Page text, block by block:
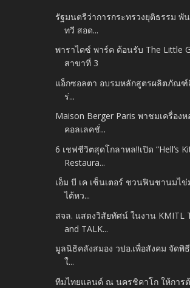
รัฐมนตรีว่าการกระทรวงยุติธรรม พั
ทวี สอด...
พาราไดซ์ พาร์ค ต้อนรับ The Little
สาขาที่ 3
แอ็กซอลตา อบรมหลักสูตรผลิตภัณ
ร่...
Maison Berger Paris พาชมเครื่อง
คอลเลคชั่...
6 เชฟชีวิตสุดโกลาหล!!เปิด “Hell’s
Restaura...
เอ็ม บี เค เซ็นเตอร์ ชวนฟินชานมไ
ไต้หว...
สจล. แสดงวิสัยทัศน์ ในงาน KMITL
and TALK...
มูลนิธิคลังสมอง วปอ.เพื่อสังคม จัดพิ
ใ...
ทีมไทยแลนด์ ณ นครชิคาโก ให้การ